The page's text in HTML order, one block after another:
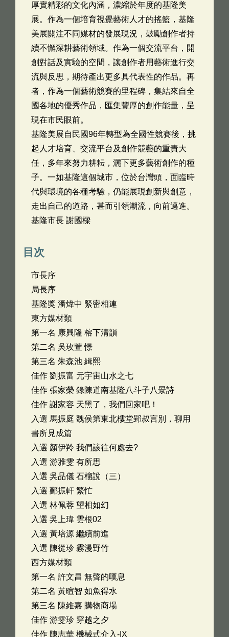
厚實精彩的文化內涵，濃縮於年度的基隆美
展。作為一個培育視覺藝術人才的搖籃，基隆
美展關注不同媒材的發展現況，鼓勵創作者持
續不懈深耕藝術領域。作為一個交流平台，開
創對話及實驗的空間，讓創作者用藝術進行交
流與反思，期待產出更多具代表性的作品。再
者，作為一個藝術競賽的里程碑，集結來自全
國各地的優秀作品，匯集豐厚的創作能量，呈
現在市民眼前。
基隆美展自民國96年轉型為全國性競賽後，挑
起人才培育、交流平台及創作競藝的重責大
任，多年來努力耕耘，灑下更多藝術創作的種
子。一如基隆這個城市，位於台灣頭，面臨時
代與環境的各種考驗，仍能展現創新與創意，
走出自己的道路，甚而引領潮流，向前邁進。
基隆市長 謝國樑
目次
市長序
局長序
基隆獎 潘煒中 緊密相連
東方媒材類
第一名 康興隆 榕下清韻
第二名 吳玫萱 憬
第三名 朱森池 緝熙
佳作 劉振富 元宇宙山水之七
佳作 張家榮 錄陳道南基隆八斗子八景詩
佳作 謝家容 天黑了，我們回家吧！
入選 馬振庭 魏侯第東北樓堂郢叔言別，聊用
書所見成篇
入選 顏伊羚 我們該往何處去?
入選 游雅雯 有所思
入選 吳品儀 石榴說（三）
入選 鄞振軒 繁忙
入選 林佩蓉 望相如幻
入選 吳上瑋 雲根02
入選 黃培源 繼續前進
入選 陳從珍 霧漫野竹
西方媒材類
第一名 許文昌 無聲的嘆息
第二名 黃暄智 如魚得水
第三名 陳維嘉 購物商場
佳作 游雯珍 穿越之夕
佳作 陳志華 機械式介入-IX